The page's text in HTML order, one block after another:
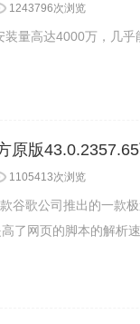
1243796次浏览
量高达4000万，几
原版
1105413次浏览
谷歌公司推出的一款
了网页的脚本的解析